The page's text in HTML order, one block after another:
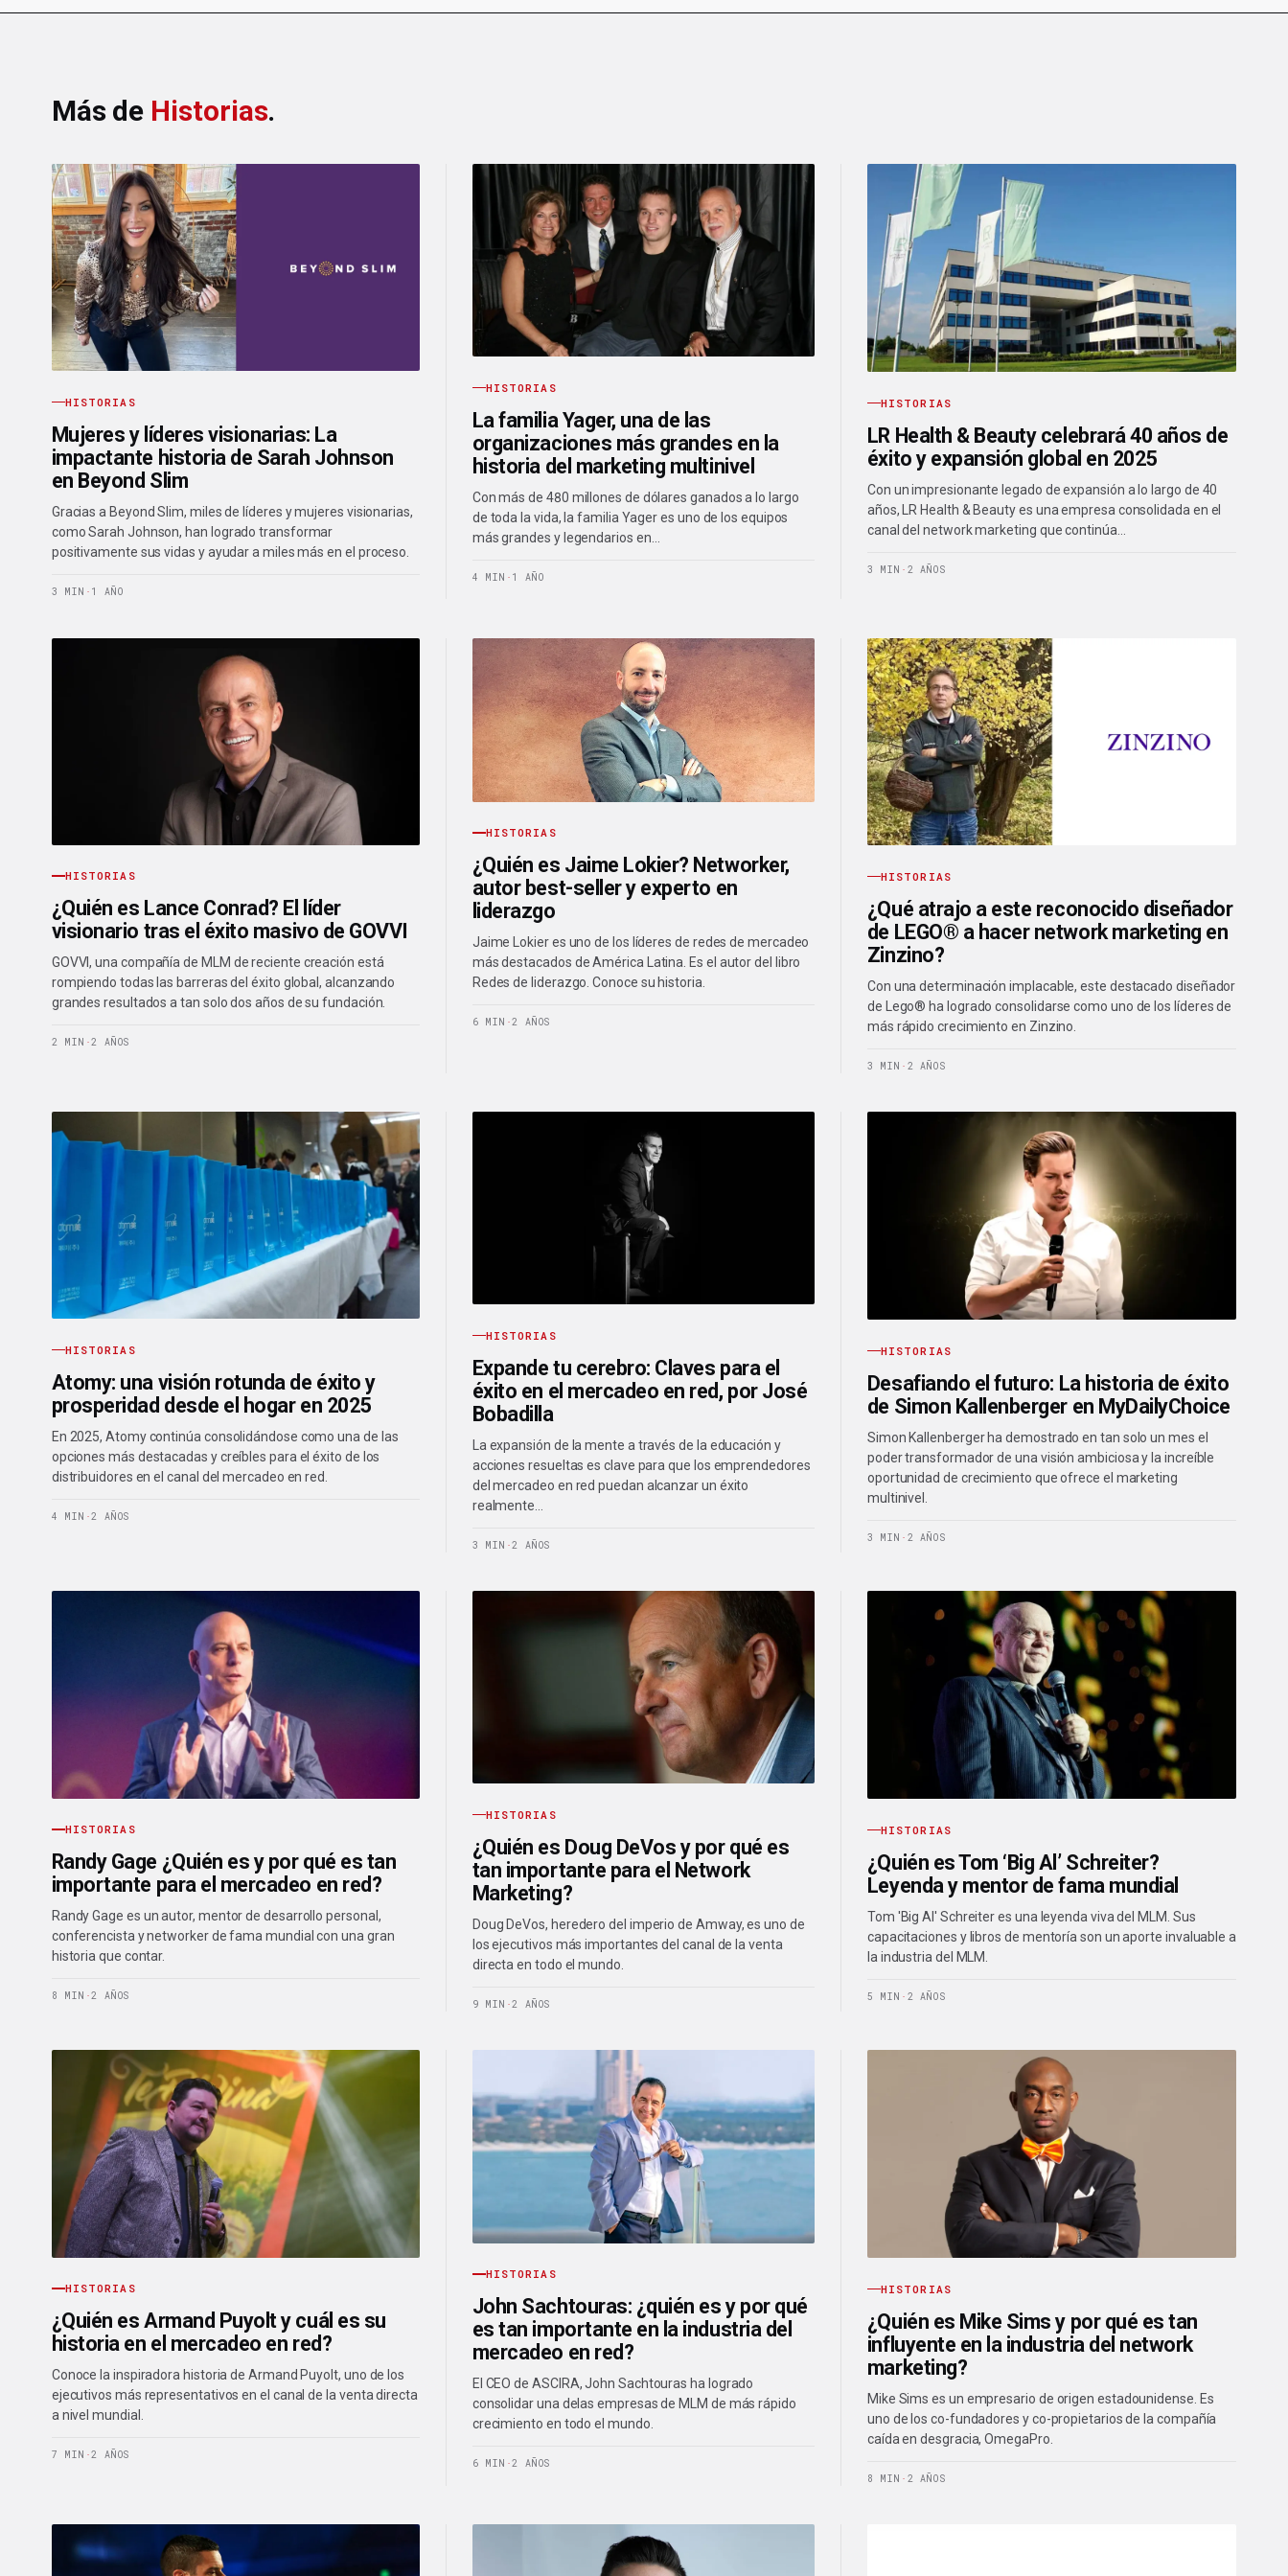
Más de Historias.
HISTORIAS
Mujeres y líderes visionarias: La
impactante historia de Sarah Johnson
en Beyond Slim
Gracias a Beyond Slim, miles de líderes y mujeres visionarias,
como Sarah Johnson, han logrado transformar
positivamente sus vidas y ayudar a miles más en el proceso.
3 MIN · 1 AÑO
HISTORIAS
La familia Yager, una de las
organizaciones más grandes en la
historia del marketing multinivel
Con más de 480 millones de dólares ganados a lo largo
de toda la vida, la familia Yager es uno de los equipos
más grandes y legendarios en…
4 MIN · 1 AÑO
HISTORIAS
LR Health & Beauty celebrará 40 años de
éxito y expansión global en 2025
Con un impresionante legado de expansión a lo largo de 40
años, LR Health & Beauty es una empresa consolidada en el
canal del network marketing que continúa…
3 MIN · 2 AÑOS
HISTORIAS
¿Quién es Lance Conrad? El líder
visionario tras el éxito masivo de GOVVI
GOVVI, una compañía de MLM de reciente creación está
rompiendo todas las barreras del éxito global, alcanzando
grandes resultados a tan solo dos años de su fundación.
2 MIN ·2 AÑOS
HISTORIAS
¿Quién es Jaime Lokier? Networker,
autor best-seller y experto en
liderazgo
Jaime Lokier es uno de los líderes de redes de mercadeo
más destacados de América Latina. Es el autor del libro
Redes de liderazgo. Conoce su historia.
6 MIN ·2 AÑOS
HISTORIAS
¿Qué atrajo a este reconocido diseñador
de LEGO® a hacer network marketing en
Zinzino?
Con una determinación implacable, este destacado diseñador
de Lego® ha logrado consolidarse como uno de los líderes de
más rápido crecimiento en Zinzino.
3 MIN · 2 AÑOS
HISTORIAS
Atomy: una visión rotunda de éxito y
prosperidad desde el hogar en 2025
En 2025, Atomy continúa consolidándose como una de las
opciones más destacadas y creíbles para el éxito de los
distribuidores en el canal del mercadeo en red.
4 MIN ·2 AÑOS
HISTORIAS
Expande tu cerebro: Claves para el
éxito en el mercadeo en red, por José
Bobadilla
La expansión de la mente a través de la educación y
acciones resueltas es clave para que los emprendedores
del mercadeo en red puedan alcanzar un éxito
realmente…
3 MIN ·2 AÑOS
HISTORIAS
Desafiando el futuro: La historia de éxito
de Simon Kallenberger en MyDailyChoice
Simon Kallenberger ha demostrado en tan solo un mes el
poder transformador de una visión ambiciosa y la increíble
oportunidad de crecimiento que ofrece el marketing
multinivel.
3 MIN · 2 AÑOS
HISTORIAS
Randy Gage ¿Quién es y por qué es tan
importante para el mercadeo en red?
Randy Gage es un autor, mentor de desarrollo personal,
conferencista y networker de fama mundial con una gran
historia que contar.
8 MIN ·2 AÑOS
HISTORIAS
¿Quién es Doug DeVos y por qué es
tan importante para el Network
Marketing?
Doug DeVos, heredero del imperio de Amway, es uno de
los ejecutivos más importantes del canal de la venta
directa en todo el mundo.
9 MIN ·2 AÑOS
HISTORIAS
¿Quién es Tom ‘Big Al’ Schreiter?
Leyenda y mentor de fama mundial
Tom 'Big Al' Schreiter es una leyenda viva del MLM. Sus
capacitaciones y libros de mentoría son un aporte invaluable a
la industria del MLM.
5 MIN · 2 AÑOS
HISTORIAS
¿Quién es Armand Puyolt y cuál es su
historia en el mercadeo en red?
Conoce la inspiradora historia de Armand Puyolt, uno de los
ejecutivos más representativos en el canal de la venta directa
a nivel mundial.
7 MIN ·2 AÑOS
HISTORIAS
John Sachtouras: ¿quién es y por qué
es tan importante en la industria del
mercadeo en red?
El CEO de ASCIRA, John Sachtouras ha logrado
consolidar una delas empresas de MLM de más rápido
crecimiento en todo el mundo.
6 MIN ·2 AÑOS
HISTORIAS
¿Quién es Mike Sims y por qué es tan
influyente en la industria del network
marketing?
Mike Sims es un empresario de origen estadounidense. Es
uno de los co-fundadores y co-propietarios de la compañía
caída en desgracia, OmegaPro.
8 MIN · 2 AÑOS